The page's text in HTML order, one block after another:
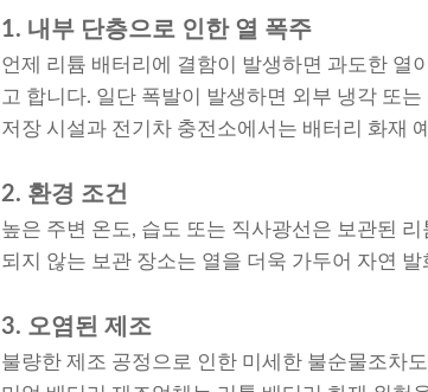
1. 내부 단층으로 인한 열 폭주
언제 리튬 배터리에 결함이 발생하면 과도한 열
고 합니다. 일단 폭발이 발생하면 외부 냉각 또
저장 시설과 전기차 충전소에서는 배터리 화재
2. 환경 조건
높은 주변 온도, 습도 또는 직사광선은 보관된
되지 않는 보관 장소는 열을 더욱 가두어 자연
3. 오염된 제조
불량한 제조 공정으로 인한 미세한 불순물조차